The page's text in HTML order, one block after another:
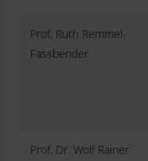
Prof. Ruth Remmel-
Fassbender
Prof. Dr. Wolf Rainer